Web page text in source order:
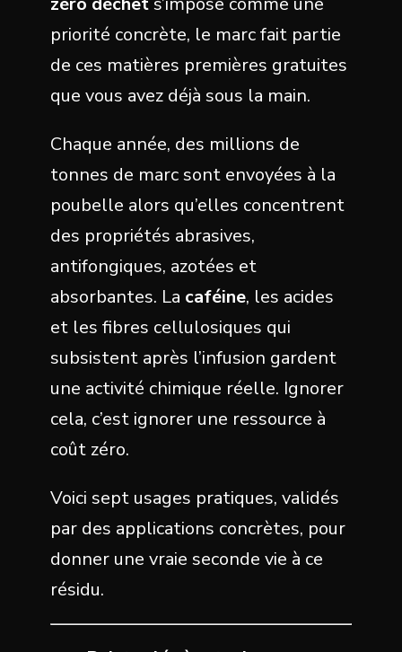
priorité concrète, le marc fait partie
de ces matières premières gratuites
que vous avez déjà sous la main.
Chaque année, des millions de
tonnes de marc sont envoyées à la
poubelle alors qu’elles concentrent
des propriétés abrasives,
antifongiques, azotées et
absorbantes. La caféine, les acides
et les fibres cellulosiques qui
subsistent après l’infusion gardent
une activité chimique réelle. Ignorer
cela, c’est ignorer une ressource à
coût zéro.
Voici sept usages pratiques, validés
par des applications concrètes, pour
donner une vraie seconde vie à ce
résidu.